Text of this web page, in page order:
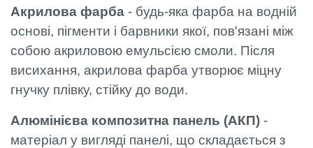
Акрилова фарба - будь-яка фарба на водній
основі, пігменти і барвники якої, пов'язані між
собою акриловою емульсією смоли. Після
висихання, акрилова фарба утворює міцну
гнучку плівку, стійку до води.
Алюмінієва композитна панель (АКП) -
матеріал у вигляді панелі, що складається з